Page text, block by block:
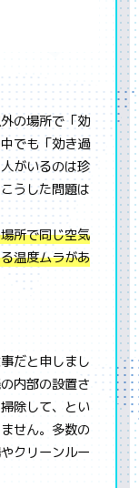
の場所で「効
でも「効き過
がいるのは珍
うした問題は
所で同じ空気
温度ムラがあ
だと申しまし
内部の設置さ
除して、とい
せん。多数の
クリーンルー